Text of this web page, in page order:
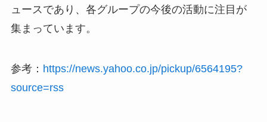
ュースであり、各グループの今後の活動に注目が
集まっています。
参考： https://news.yahoo.co.jp/pickup/6564195?
source=rss